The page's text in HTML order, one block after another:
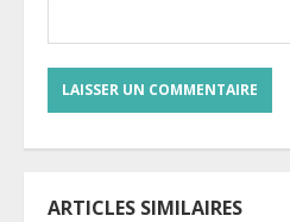
ARTICLES SIMILAIRES